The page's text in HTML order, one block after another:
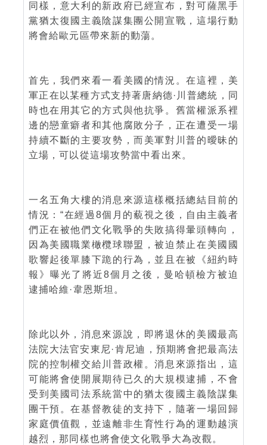
同樣，意大利的新政府已經宣布，對可薩黑手
黨猶太復國主義陰謀集團公開宣戰，這場行動
將會給歐元區帶來新的動蕩。
首先，我們來看一看美國的情況。在這裡，美
軍正在以某種方式支持著唐納德·川普總統，同
時也在用其它的方式與他抗爭。舊當權派系裡
邊的戀童癖者和其他腐敗分子，正在遭受一場
持續不斷的主要攻勢，而美軍對川普的曖昧的
立場，可以從這場攻勢當中看出來。
一名五角大樓的消息來源這樣概括總結目前的
情況：“在經過8個月的藐視之後，自由主義者
們正在被他們文化戰爭的失敗搞得暈頭轉向，
因為美國職業橄欖球聯盟，被迫禁止在美國國
歌響起後單膝下跪的行為，並且在被《紐約時
報》曝光了將近8個月之後，曼哈頓檢方被迫
逮捕哈維·韋恩斯坦。
除此以外，消息來源說，即將退休的美國最高
法院大法官安東尼·肯尼迪，預期將會把最高法
院的控制權交給川普政權。消息來源指出，這
可能將會使開展期待已久的大規模逮捕，不會
受到美國司法系統當中的猶太復國主義陰謀集
團干預。在基督教徒的支持下，隨著一場回歸
家庭價值觀，並遠離非生育性行為的運動越演
越烈，那同樣也將會使文化戰爭大為改觀。